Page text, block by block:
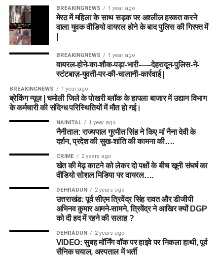
BREAKINGNEWS 1 year ago
मेरठ में महिला के साथ सड़क पर अश्लील हरकत करने
वाला युवक वीडियो वायरल होने के बाद पुलिस की गिरफ्त में
BREAKINGNEWS 1 year ago
वायरल-होने-का-शौक-पड़ा-भारी-—-देहरादून-पुलिस-ने-
स्टंटबाज़-युवती-पर-की-चालानी-कार्रवाई |
BREAKINGNEWS 1 year ago
ब्रेकिंग न्यूज़ | चमोली जिले के पोखरी ब्लॉक के हापला बाजार में उद्यान विभाग
के कर्मचारी की संदिग्ध परिस्थितियों में मौत हो गई।
NAINITAL 1 year ago
नैनीताल: राज्यपाल गुरमीत सिंह ने किए मां नैना देवी के
दर्शन, प्रदेश की सुख-शांति की कामना की….
CRIME 2 years ago
खेत की मेढ़ काटने को लेकर दो पक्षों के बीच खूनी संघर्ष का
वीडियो सोशल मिडिया पर वायरल….
DEHRADUN 2 years ago
उत्तराखंड: पूर्व सीएम त्रिवेंद्र सिंह रावत और डीजीपी
अभिनव कुमार आमने-सामने, त्रिवेंद्र ने आखिर क्यों DGP
को दी हद में रहने की सलाह ?
DEHRADUN 2 years ago
VIDEO: सुबह मॉर्निंग वॉक पर हाइवे पर निकला हाथी, पूर्व
सैनिक घयाल, अस्पताल में भर्ती